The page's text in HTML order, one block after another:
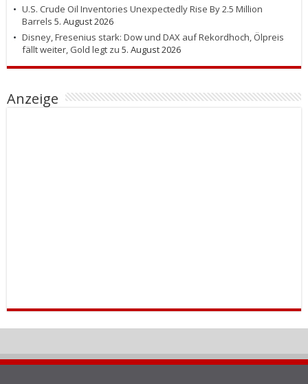
U.S. Crude Oil Inventories Unexpectedly Rise By 2.5 Million
Barrels 5. August 2026
Disney, Fresenius stark: Dow und DAX auf Rekordhoch, Ölpreis
fällt weiter, Gold legt zu 5. August 2026
Anzeige